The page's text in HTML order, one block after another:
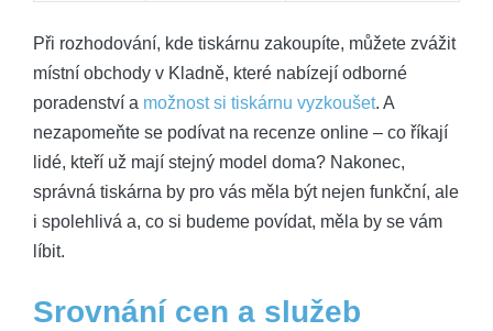
Při rozhodování, kde tiskárnu zakoupíte, můžete zvážit
místní obchody v Kladně, které nabízejí odborné
poradenství a možnost si tiskárnu vyzkoušet. A
nezapomeňte se podívat na recenze online – co říkají
lidé, kteří už mají stejný model doma? Nakonec,
správná tiskárna by pro vás měla být nejen funkční, ale
i spolehlivá a, co si budeme povídat, měla by se vám
líbit.
Srovnání cen a služeb